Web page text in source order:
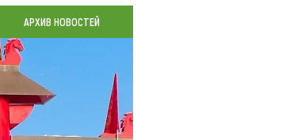
Коллекция впечатлений
Видеогалерея
Фотогалерея
АРХИВ НОВОСТЕЙ